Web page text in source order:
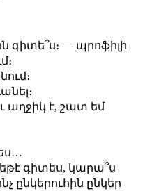
գիտե՞ս։ — պրոֆիլի
աղջիկ է, շատ եմ
գիտես, կարա՞ս
ընկերուհին ընկեր